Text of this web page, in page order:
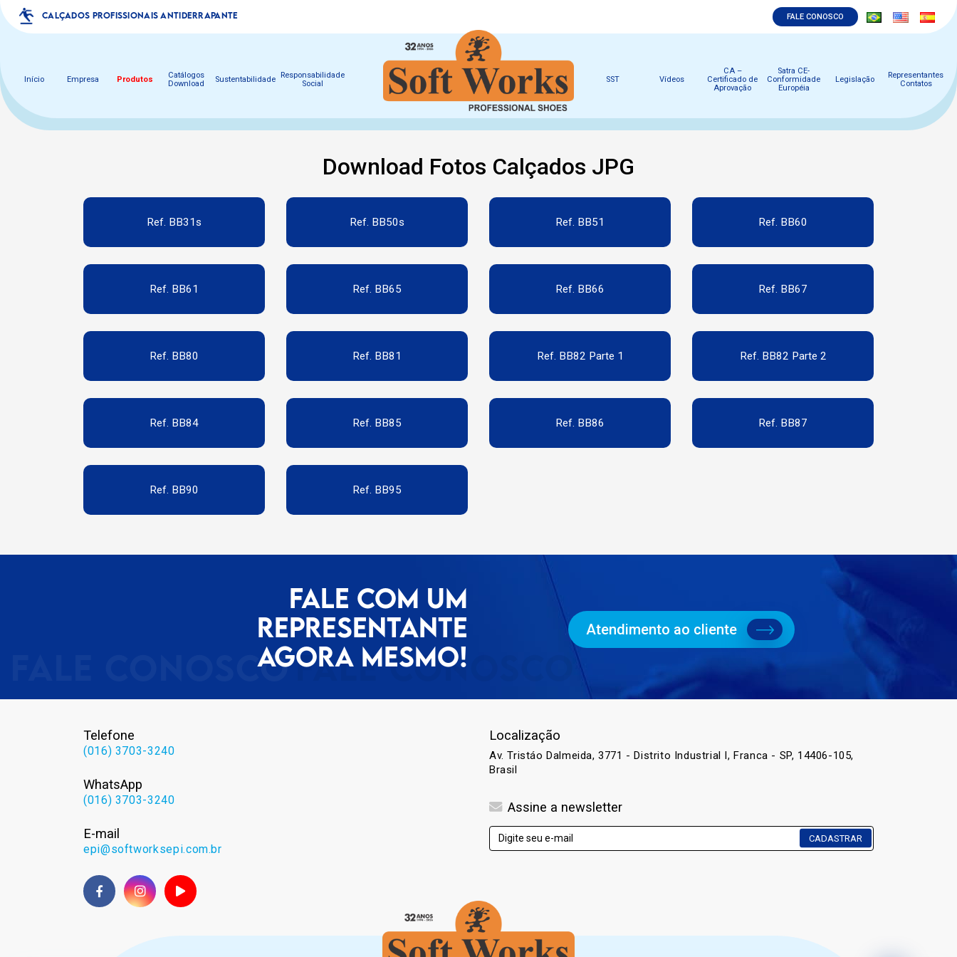
CALÇADOS PROFISSIONAIS ANTIDERRAPANTE FALE CONOSCO
Início Empresa Produtos
Catálogos
Download
Sustentabilidade
Responsabilidade
Social
SST Vídeos
CA –
Certificado de
Aprovação
Satra CE-
Conformidade
Européia
Legislação
Representantes
Contatos
Download Fotos Calçados JPG
Ref. BB31s Ref. BB50s Ref. BB51 Ref. BB60
Ref. BB61 Ref. BB65 Ref. BB66 Ref. BB67
Ref. BB80 Ref. BB81 Ref. BB82 Parte 1 Ref. BB82 Parte 2
Ref. BB84 Ref. BB85 Ref. BB86 Ref. BB87
Ref. BB90 Ref. BB95
FALE COM UM
REPRESENTANTE
AGORA MESMO!
Atendimento ao cliente
Telefone
(016) 3703-3240
WhatsApp
(016) 3703-3240
E-mail
epi@softworksepi.com.br
Localização
Av. Tristáo Dalmeida, 3771 - Distrito Industrial I, Franca - SP, 14406-105,
Brasil
Assine a newsletter
CADASTRAR